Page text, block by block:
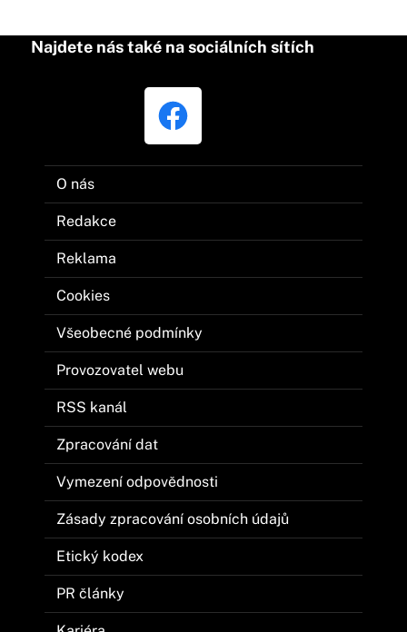
Najdete nás také na sociálních sítích
O nás
Redakce
Reklama
Cookies
Všeobecné podmínky
Provozovatel webu
RSS kanál
Zpracování dat
Vymezení odpovědnosti
Zásady zpracování osobních údajů
Etický kodex
PR články